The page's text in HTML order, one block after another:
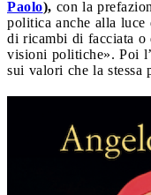
Paolo), con la
politica anche alla
di ricambi di facciata o
visioni politiche». Poi
sui valori che la stessa